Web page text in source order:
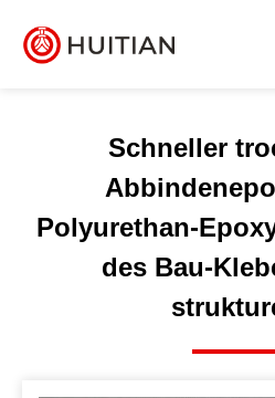
Schneller
Polyurethan-
des Bau-